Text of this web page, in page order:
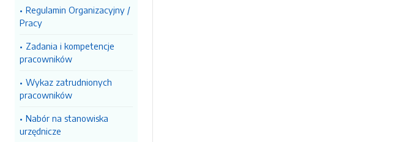
Regulamin Organizacyjny /
Pracy
Zadania i kompetencje
pracowników
Wykaz zatrudnionych
pracowników
Nabór na stanowiska
urzędnicze